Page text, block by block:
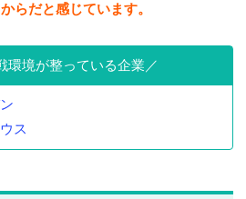
らだと感じています。
環境が整っている企業
ス